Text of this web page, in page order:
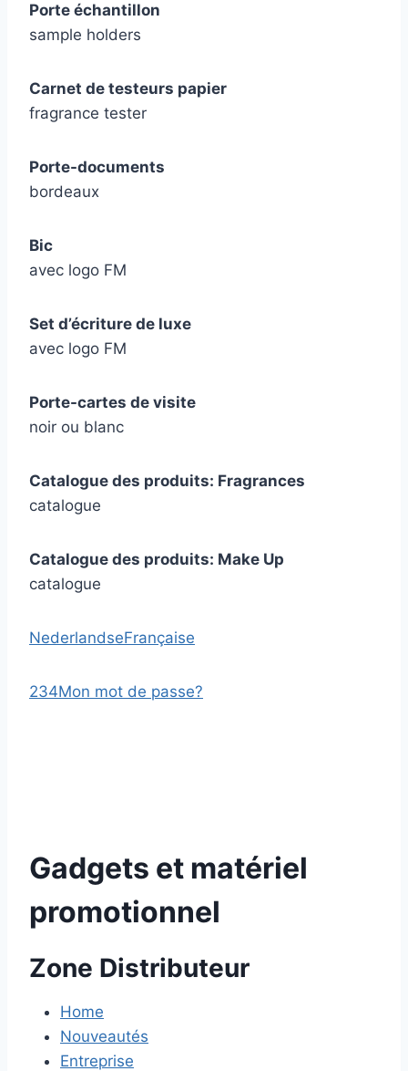
Porte échantillon
sample holders
Carnet de testeurs papier
fragrance tester
Porte-documents
bordeaux
Bic
avec logo FM
Set d’écriture de luxe
avec logo FM
Porte-cartes de visite
noir ou blanc
Catalogue des produits: Fragrances
catalogue
Catalogue des produits: Make Up
catalogue
NederlandseFrançaise
234Mon mot de passe?
Gadgets et matériel
promotionnel
Zone Distributeur
Home
Nouveautés
Entreprise